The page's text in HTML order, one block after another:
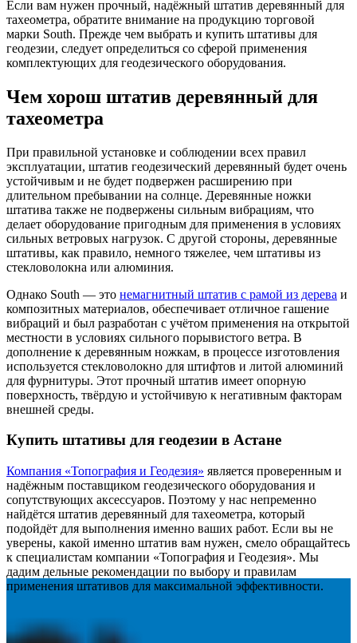
Если вам нужен прочный, надёжный штатив деревянный для
тахеометра, обратите внимание на продукцию торговой
марки South. Прежде чем выбрать и купить штативы для
геодезии, следует определиться со сферой применения
комплектующих для геодезического оборудования.
Чем хорош штатив деревянный для
тахеометра
При правильной установке и соблюдении всех правил
эксплуатации, штатив геодезический деревянный будет очень
устойчивым и не будет подвержен расширению при
длительном пребывании на солнце. Деревянные ножки
штатива также не подвержены сильным вибрациям, что
делает оборудование пригодным для применения в условиях
сильных ветровых нагрузок. С другой стороны, деревянные
штативы, как правило, немного тяжелее, чем штативы из
стекловолокна или алюминия.
Однако South — это немагнитный штатив с рамой из дерева и
композитных материалов, обеспечивает отличное гашение
вибраций и был разработан с учётом применения на открытой
местности в условиях сильного порывистого ветра. В
дополнение к деревянным ножкам, в процессе изготовления
используется стекловолокно для штифтов и литой алюминий
для фурнитуры. Этот прочный штатив имеет опорную
поверхность, твёрдую и устойчивую к негативным факторам
внешней среды.
Купить штативы для геодезии в Астане
Компания «Топография и Геодезия» является проверенным и
надёжным поставщиком геодезического оборудования и
сопутствующих аксессуаров. Поэтому у нас непременно
найдётся штатив деревянный для тахеометра, который
подойдёт для выполнения именно ваших работ. Если вы не
уверены, какой именно штатив вам нужен, смело обращайтесь
к специалистам компании «Топография и Геодезия». Мы
дадим дельные рекомендации по выбору и правилам
применения штативов для максимальной эффективности.